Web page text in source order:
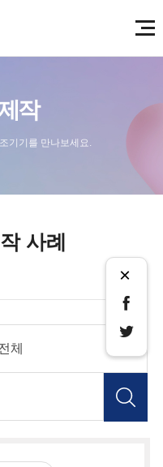
작
기기를 만나보세요.
사례
×